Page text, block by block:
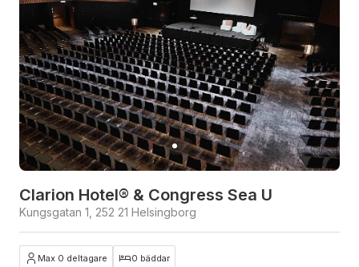
Clarion Hotel® & Congress Sea U
Kungsgatan 1, 252 21 Helsingborg
Max 0 deltagare 0 bäddar